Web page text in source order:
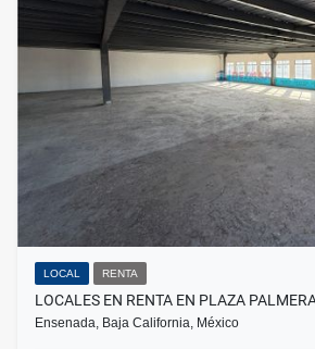
LOCAL RENTA
LOCALES EN RENTA EN PLAZA
Ensenada, Baja California, México